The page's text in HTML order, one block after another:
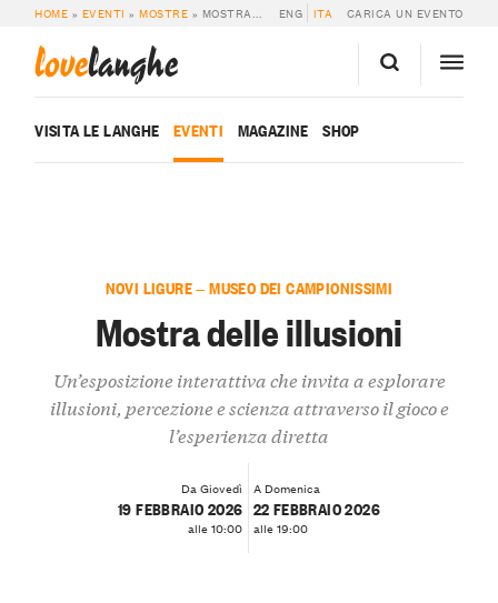
HOME » EVENTI »MOSTRE » MOSTRA DELLE ILLUSIONI ENG ITA CARICA UN EVENTO
lovelanghe
VISITA LE LANGHE EVENTI MAGAZINE SHOP
NOVI LIGURE — MUSEO DEI CAMPIONISSIMI
Mostra delle illusioni
Un’esposizione interattiva che invita a esplorare
illusioni, percezione e scienza attraverso il gioco e
l’esperienza diretta
Da Giovedì
19 FEBBRAIO 2026
alle 10:00
A Domenica
22 FEBBRAIO 2026
alle 19:00